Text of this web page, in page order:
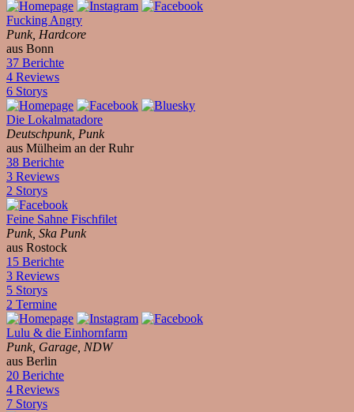
Fucking Angry
Punk, Hardcore
aus Bonn
37 Berichte
4 Reviews
6 Storys
Die Lokalmatadore
Deutschpunk, Punk
aus Mülheim an der Ruhr
38 Berichte
3 Reviews
2 Storys
Feine Sahne Fischfilet
Punk, Ska Punk
aus Rostock
15 Berichte
3 Reviews
5 Storys
2 Termine
Lulu & die Einhornfarm
Punk, Garage, NDW
aus Berlin
20 Berichte
4 Reviews
7 Storys